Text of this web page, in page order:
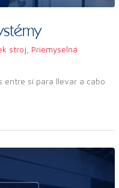
stroj, Priemyselná
entre sí para llevar a cabo